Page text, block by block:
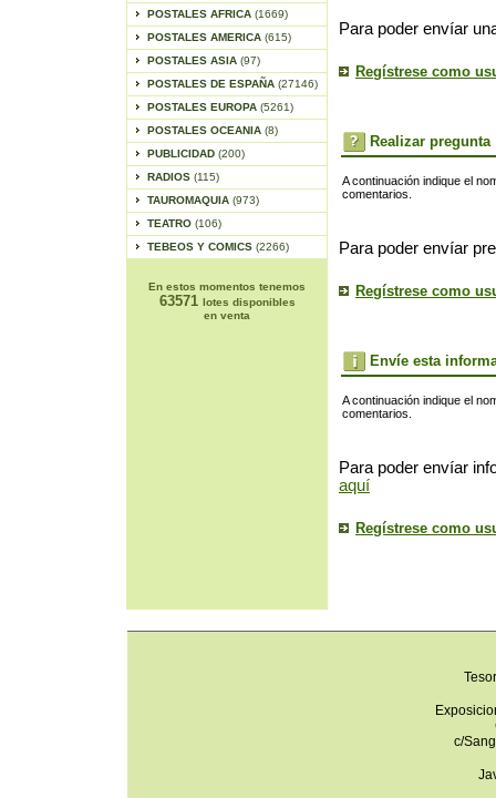
POSTALES AFRICA (1669)
POSTALES AMERICA (615)
POSTALES ASIA (97)
POSTALES DE ESPAÑA (27146)
POSTALES EUROPA (5261)
POSTALES OCEANIA (8)
PUBLICIDAD (200)
RADIOS (115)
TAUROMAQUIA (973)
TEATRO (106)
TEBEOS Y COMICS (2266)
En estos momentos tenemos
63571 lotes disponibles
en venta
Para poder envíar
Regístrese como
Realizar pregunta
A continuación indique el
comentarios.
Para poder envíar
Regístrese como
Envíe esta
A continuación indique el
comentarios.
Para poder envíar
aquí
Regístrese como
c/